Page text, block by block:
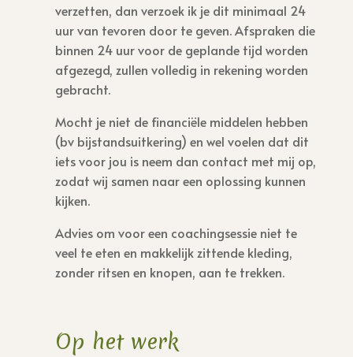
verzetten, dan verzoek ik je dit minimaal 24
uur van tevoren door te geven. Afspraken die
binnen 24 uur voor de geplande tijd worden
afgezegd, zullen volledig in rekening worden
gebracht.
Mocht je niet de financiële middelen hebben
(bv bijstandsuitkering) en wel voelen dat dit
iets voor jou is neem dan contact met mij op,
zodat wij samen naar een oplossing kunnen
kijken.
Advies om voor een coachingsessie niet te
veel te eten en makkelijk zittende kleding,
zonder ritsen en knopen, aan te trekken.
Op het werk